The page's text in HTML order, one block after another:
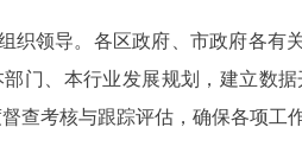
领导。各区政府、市政府各有关
部门、本行业发展规划，建立数
查考核与跟踪评估，确保各项工